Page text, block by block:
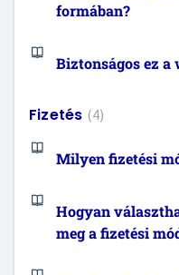
formában?
Biztonságos ez a
Fizetés 4
Milyen fizetési
Hogyan
meg a fizetési